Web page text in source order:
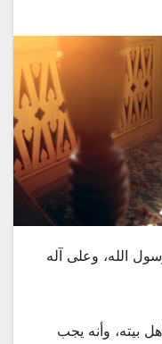
الله، وعلى آله
بيته، وأنه يجب